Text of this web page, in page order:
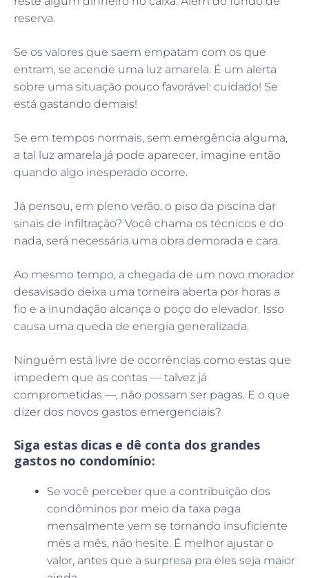
reserva.
Se os valores que saem empatam com os que
entram, se acende uma luz amarela. É um alerta
sobre uma situação pouco favorável: cuidado! Se
está gastando demais!
Se em tempos normais, sem emergência alguma,
a tal luz amarela já pode aparecer, imagine então
quando algo inesperado ocorre.
Já pensou, em pleno verão, o piso da piscina dar
sinais de infiltração? Você chama os técnicos e do
nada, será necessária uma obra demorada e cara.
Ao mesmo tempo, a chegada de um novo morador
desavisado deixa uma torneira aberta por horas a
fio e a inundação alcança o poço do elevador. Isso
causa uma queda de energia generalizada.
Ninguém está livre de ocorrências como estas que
impedem que as contas — talvez já
comprometidas —, não possam ser pagas. E o que
dizer dos novos gastos emergenciais?
Siga estas dicas e dê conta dos grandes
gastos no condomínio:
Se você perceber que a contribuição dos
condôminos por meio da taxa paga
mensalmente vem se tornando insuficiente
mês a mês, não hesite. É melhor ajustar o
valor, antes que a surpresa pra eles seja maior